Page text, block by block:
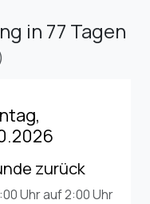
in 77 Tagen
zurück
Uhr auf 2:00 Uhr